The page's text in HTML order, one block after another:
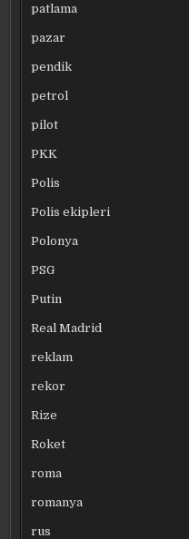
patlama
pazar
pendik
petrol
pilot
PKK
Polis
Polis ekipleri
Polonya
PSG
Putin
Real Madrid
reklam
rekor
Rize
Roket
roma
romanya
rus